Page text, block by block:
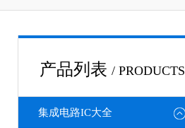
产品列表 / PRODUCTS
集成电路IC大全